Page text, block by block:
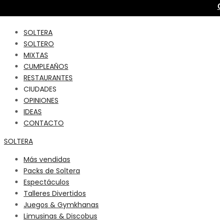
SOLTERA
SOLTERO
MIXTAS
CUMPLEAÑOS
RESTAURANTES
CIUDADES
OPINIONES
IDEAS
CONTACTO
SOLTERA
Más vendidas
Packs de Soltera
Espectáculos
Talleres Divertidos
Juegos & Gymkhanas
Limusinas & Discobus